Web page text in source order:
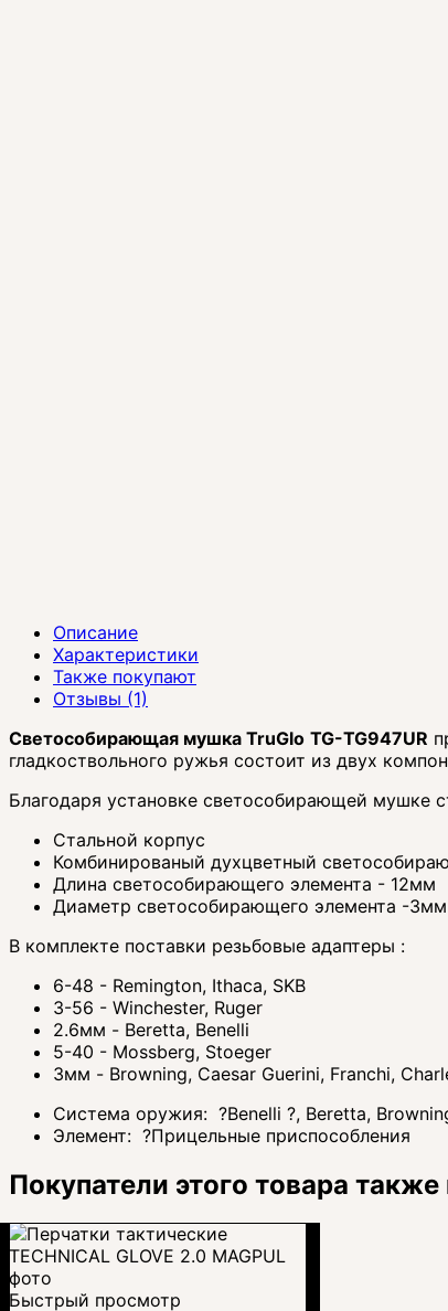
Описание
Характеристики
Также покупают
Отзывы (1)
Светособирающая мушка TruGlo TG-TG947UR
гладкоствольного ружья состоит из двух
Благодаря установке светособирающей мушке
Стальной корпус
Комбинированый духцветный
Длина светособирающего элемента - 12мм
Диаметр светособирающего элемента -3мм
В комплекте поставки резьбовые адаптеры :
6-48 - Remington, Ithaca, SKB
3-56 - Winchester, Ruger
2.6мм - Beretta, Benelli
5-40 - Mossberg, Stoeger
3мм - Browning, Caesar Guerini, Franchi,
Система оружия: ?Benelli ?, Beretta,
Элемент: ?Прицельные приспособления
Покупатели этого товара
Быстрый просмотр